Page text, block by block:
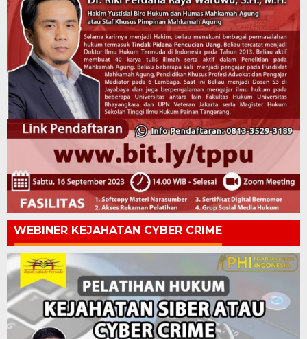
WEBINER KEJAHATAN CYBER CRIME